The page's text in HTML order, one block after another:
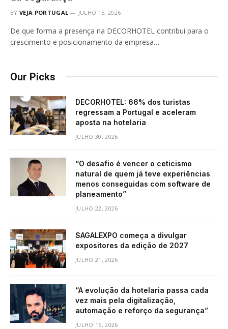
BY VEJA PORTUGAL JULHO 15, 2026
De que forma a presença na DECORHOTEL contribui para o
crescimento e posicionamento da empresa…
Our Picks
DECORHOTEL: 66% dos turistas
regressam a Portugal e aceleram
aposta na hotelaria
JULHO 30, 2026
“O desafio é vencer o ceticismo
natural de quem já teve experiências
menos conseguidas com software de
planeamento”
JULHO 22, 2026
SAGALEXPO começa a divulgar
expositores da edição de 2027
JULHO 21, 2026
“A evolução da hotelaria passa cada
vez mais pela digitalização,
automação e reforço da segurança”
JULHO 15, 2026